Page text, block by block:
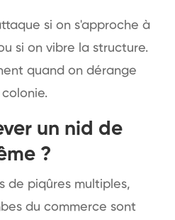
si on s'approche à
si on vibre la structure.
quand on dérange
un nid de
?
de piqûres multiples,
du commerce sont